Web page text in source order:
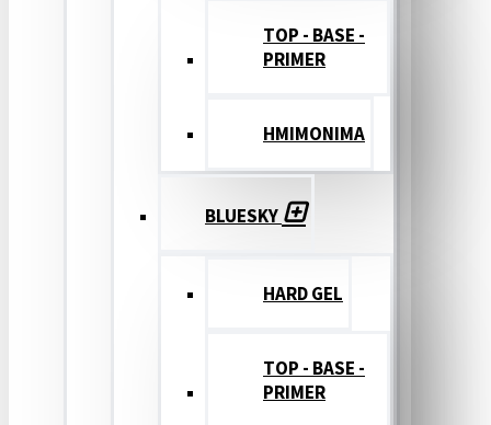
TOP - BASE -
PRIMER
ΗΜΙΜΟΝΙΜΑ
BLUESKY
HARD GEL
TOP - BASE -
PRIMER